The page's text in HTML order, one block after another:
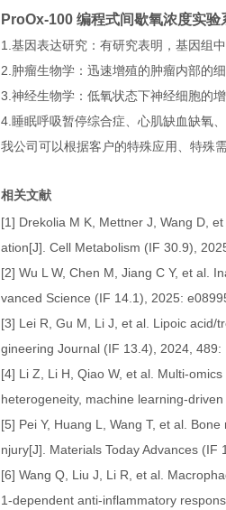
ProOx-100 编程式间歇氧浓度实验
1.基因表达研究：有研究表明，基因组
2.肿瘤生物学：迅速增殖的肿瘤内部的
3.神经生物学：低氧状态下神经细胞的
4.睡眠呼吸暂停综合症、心肌缺血缺氧
我公司可以根据客户的特殊应用、特殊
相关文献
[1] Drekolia M K, Mettner J, Wang D,
ation[J]. Cell Metabolism (IF 30.9),
[2] Wu L W, Chen M, Jiang C Y, et al.
vanced Science (IF 14.1), 2025:
[3] Lei R, Gu M, Li J, et al. Lipoic acid/
gineering Journal (IF 13.4), 2024, 489:
[4] Li Z, Li H, Qiao W, et al. Multi-
heterogeneity, machine learning-
[5] Pei Y, Huang L, Wang T, et al.
njury[J]. Materials Today Advances (IF
[6] Wang Q, Liu J, Li R, et al.
1-dependent anti-inflammatory